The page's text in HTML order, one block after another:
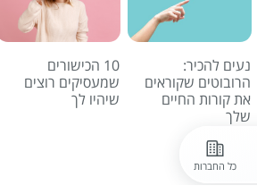
נעים להכיר:
הרובוטים שקוראים
את קורות החיים
שלך
10 הכישורים
שמעסיקים רוצים
שיהיו לך
כל החברות